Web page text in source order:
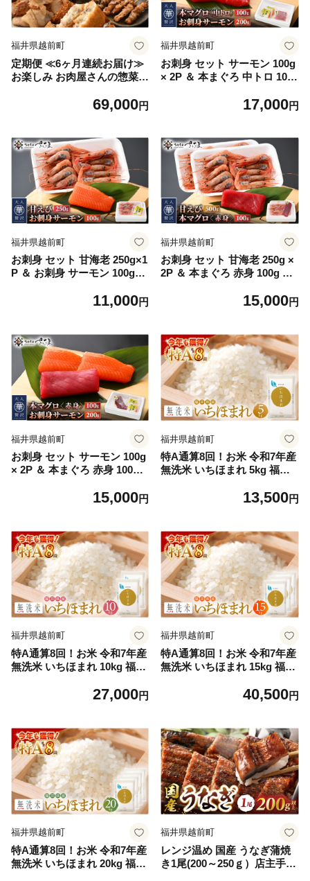
福井県越前町
定期便 ≪6ヶ月連続お届け≫
お楽しみ お肉屋さんの惣菜
69,000円
福井県越前町
お刺身 セット サーモン 100g
× 2P ＆ 本まぐろ 中トロ 100
17,000円
福井県越前町
お刺身 セット 甘海老 250g×1
P ＆ お刺身 サーモン 100g×1
鮭 サケ さけ えび 海老 エ
11,000円
福井県越前町
お刺身 セット 甘海老 250g ×
2P ＆ 本まぐろ 赤身 100g × 1
えび エビ 海老 マグロ 鮪】 [e
15,000円
福井県越前町
お刺身 セット サーモン 100g
× 2P ＆ 本まぐろ 赤身 100g ×
アトランティックサーモン 鮭
15,000円
福井県越前町
特A通算8回！お米 令和7年産
無洗米 いちほまれ 5kg 福井
米 白米 便利 時短】 [e27-a04
13,500円
福井県越前町
特A通算8回！お米 令和7年産
無洗米 いちほまれ 10kg 福井
精米 白米 便利 時短】 [e27-b
27,000円
福井県越前町
特A通算8回！お米 令和7年産
無洗米 いちほまれ 15kg 福井
精米 白米 便利 時短】 [e27-d
40,500円
福井県越前町
特A通算8回！お米 令和7年産
無洗米 いちほまれ 20kg 福井
福井県越前町
レンジ温め 国産 うなぎ蒲焼
き1尾(200～250ｇ）店主手焼